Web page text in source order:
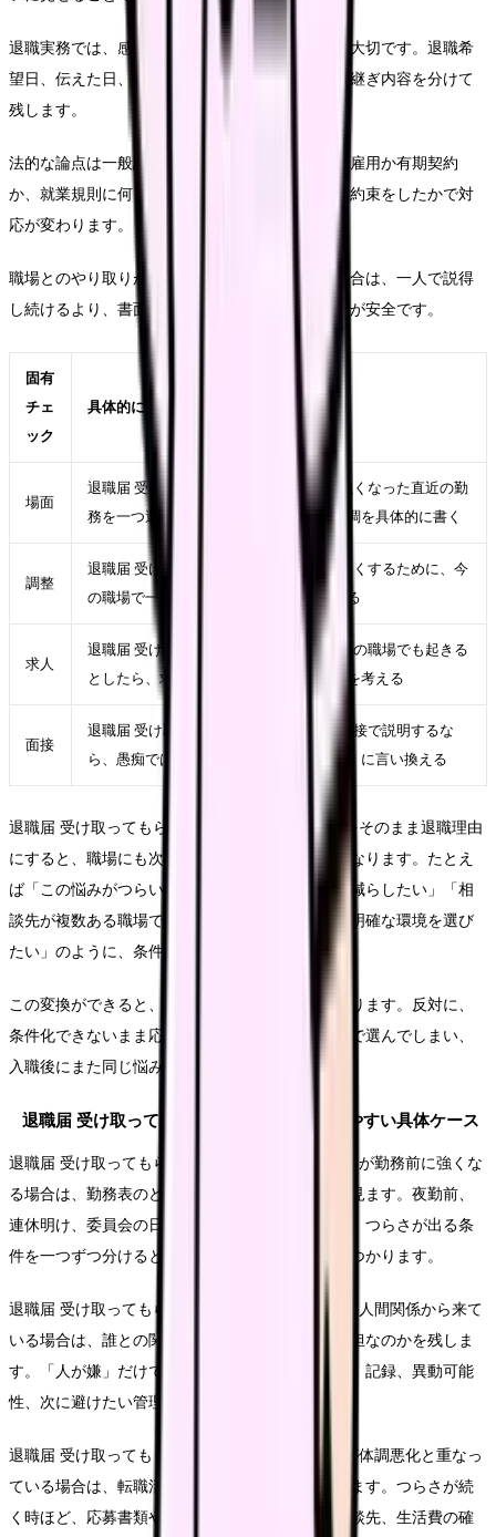
退職実務では、感情の正しさより記録の正確さが大切です。退職希
望日、伝えた日、相手の返答、有休残日数、引き継ぎ内容を分けて
残します。
法的な論点は一般論だけでは決まりません。無期雇用か有期契約
か、就業規則に何と書いてあるか、実際にどんな約束をしたかで対
応が変わります。
職場とのやり取りが強い引き止めになっている場合は、一人で説得
し続けるより、書面、第三者、公的窓口を使う方が安全です。
固有
チェ
ック
具体的に見ること
場面
退職届 受け取ってもらえない 看護師が強くなった直近の勤
務を一つ選び、時間帯、相手、業務、体調を具体的に書く
調整
退職届 受け取ってもらえない 看護師を軽くするために、今
の職場で一つだけ変えられる条件を決める
求人
退職届 受け取ってもらえない 看護師が次の職場でも起きる
としたら、求人票のどの項目に表れるかを考える
面接
退職届 受け取ってもらえない 看護師を面接で説明するな
ら、愚痴ではなく「次に重視したい条件」に言い換える
退職届 受け取ってもらえない 看護師という言葉をそのまま退職理由
にすると、職場にも次の応募先にも伝わりにくくなります。たとえ
ば「この悩みがつらい」ではなく、「夜勤回数を減らしたい」「相
談先が複数ある職場で働きたい」「教育の段階が明確な環境を選び
たい」のように、条件へ変換します。
この変換ができると、求人を見る時の精度が上がります。反対に、
条件化できないまま応募すると、給与や通勤だけで選んでしまい、
入職後にまた同じ悩みが再燃することがあります。
退職届 受け取ってもらえない 看護師で起きやすい具体ケース
退職届 受け取ってもらえない 看護師という気持ちが勤務前に強くな
る場合は、勤務表のどこで負担が増えているかを見ます。夜勤前、
連休明け、委員会の日、苦手な相手と組む日など、つらさが出る条
件を一つずつ分けると、退職以外の調整余地も見つかります。
退職届 受け取ってもらえない 看護師という悩みが人間関係から来て
いる場合は、誰との関係で、どの発言や場面が負担なのかを残しま
す。「人が嫌」だけで終わらせず、相談先の有無、記録、異動可能
性、次に避けたい管理体制までつなげます。
退職届 受け取ってもらえない 看護師という悩みが体調悪化と重なっ
ている場合は、転職活動の前に休む段取りを考えます。つらさが続
く時ほど、応募書類や面接より、受診、休養、相談先、生活費の確